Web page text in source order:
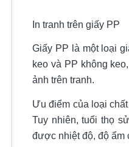
In tranh trên giấy PP
Giấy PP là một loại
keo và PP không
ảnh trên tranh.
Ưu điểm của loại
Tuy nhiên, tuổi thọ
được nhiệt độ, độ ẩm